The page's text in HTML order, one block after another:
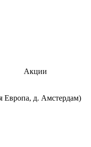
Акции
Европа, д. Амстердам)